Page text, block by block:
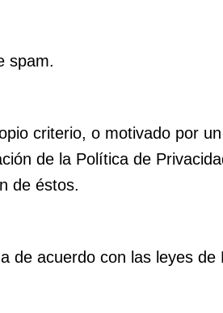
spam.
criterio, o motivado por
de la Política de
de éstos.
de acuerdo con las leyes de